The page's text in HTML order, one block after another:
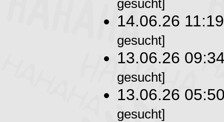
gesucht]
14.06.26
gesucht]
13.06.26
gesucht]
13.06.26
gesucht]